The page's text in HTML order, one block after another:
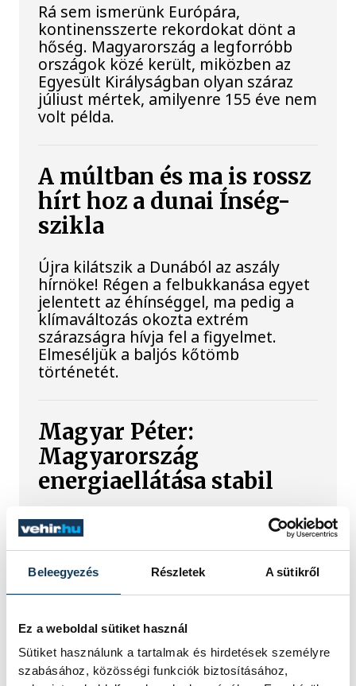
Beleegyezés Részletek A sütikről
Ez a weboldal sütiket használ
Sütiket használunk a tartalmak és hirdetések személyre
szabásához, közösségi funkciók biztosításához,
Rá sem ismerünk Európára,
kontinensszerte rekordokat dönt a
hőség. Magyarország a legforróbb
országok közé került, miközben az
Egyesült Királyságban olyan száraz
júliust mértek, amilyenre 155 éve nem
volt példa.
A múltban és ma is rossz
hírt hoz a dunai Ínség-
szikla
Újra kilátszik a Dunából az aszály
hírnöke! Régen a felbukkanása egyet
jelentett az éhínséggel, ma pedig a
klímaváltozás okozta extrém
szárazságra hívja fel a figyelmet.
Elmeséljük a baljós kőtömb
történetét.
Magyar Péter:
Magyarország
energiaellátása stabil
Jelenleg stabil Magyarország
energiaellátása, a paksi erőmű
munkatársai azon dolgoznak, hogy az
utolsó még termelő turbina
hibamentesen működjön - közölte a
keddi látogatása során.